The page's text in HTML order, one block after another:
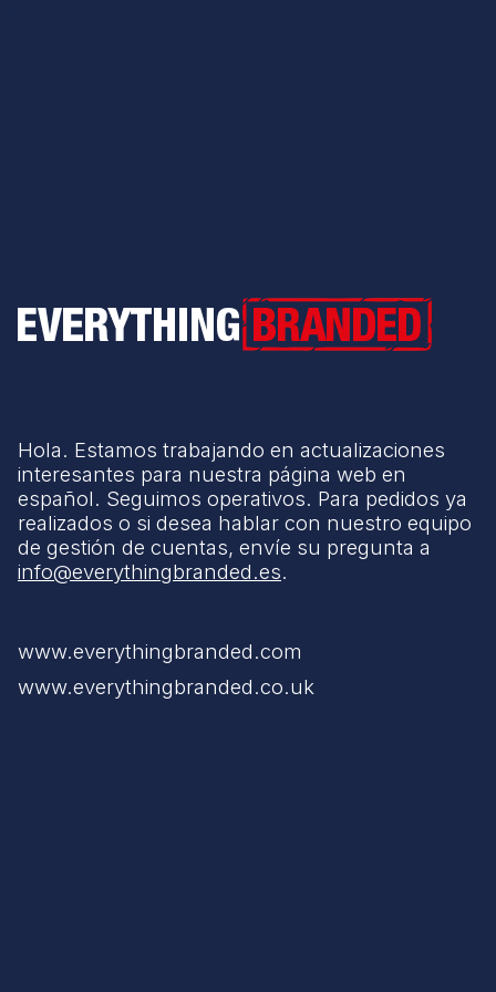
Everything Branded
Hola. Estamos trabajando en actualizaciones
interesantes para nuestra página web en
español. Seguimos operativos. Para pedidos ya
realizados o si desea hablar con nuestro equipo
de gestión de cuentas, envíe su pregunta a
info@everythingbranded.es.
www.everythingbranded.com
www.everythingbranded.co.uk